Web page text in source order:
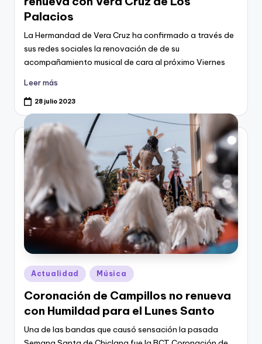
Palacios
La Hermandad de Vera Cruz ha confirmado a través de
sus redes sociales la renovación de de su
acompañamiento musical de cara al próximo Viernes
Leer más
28 julio 2023
Publicado
en
Actualidad Música
Coronación de Campillos no renueva
con Humildad para el Lunes Santo
Una de las bandas que causó sensación la pasada